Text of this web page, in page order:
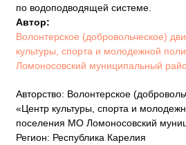
по водоподводящей системе.
Автор:
Волонтерское (добровольческое)
культуры, спорта и молодежной
Ломоносовский муниципальный
Авторство: Волонтерское
«Центр культуры, спорта и
поселения МО Ломоносовский
Регион: Республика Карелия